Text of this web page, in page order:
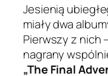
Jesienią
miały dwa
Pierwszy z nich –
nagrany
„The Final